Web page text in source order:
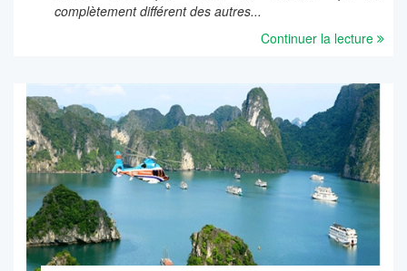
complètement différent des autres...
Continuer la lecture